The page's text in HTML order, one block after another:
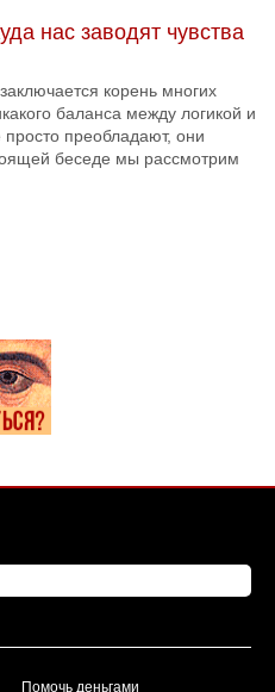
нас заводят чувства
корень многих
баланса между логикой и
преобладают, они
беседе мы рассмотрим
Помочь деньгами